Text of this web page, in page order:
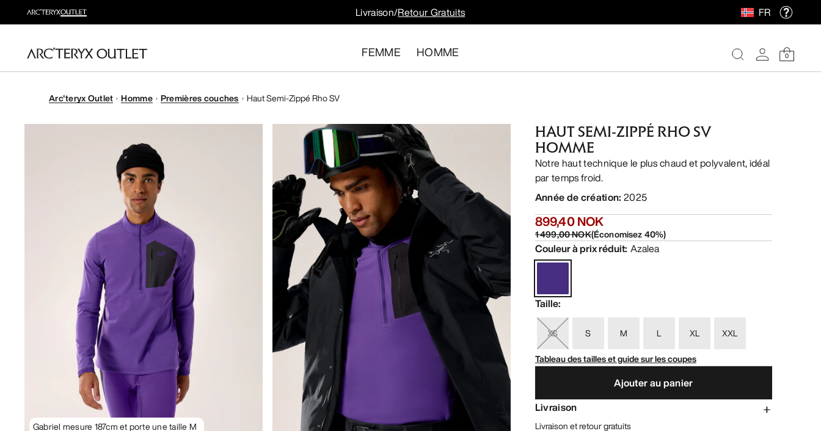
Livraison/Retour Gratuits FR
FEMME HOMME 0
Arc'teryx Outlet Homme Premières couches Haut Semi-Zippé Rho SV
Gabriel mesure 187cm et porte une taille M
HAUT SEMI-ZIPPÉ RHO SV
HOMME
Notre haut technique le plus chaud et polyvalent, idéal
par temps froid.
Année de création: 2025
899,40 NOK
1 499,00 NOK(Économisez40%)
Couleur à prix réduit: Azalea
Taille:
XS S M L XL
XXL
Tableau des tailles et guide sur les coupes
Ajouter au panier
Livraison
Livraison et retour gratuits